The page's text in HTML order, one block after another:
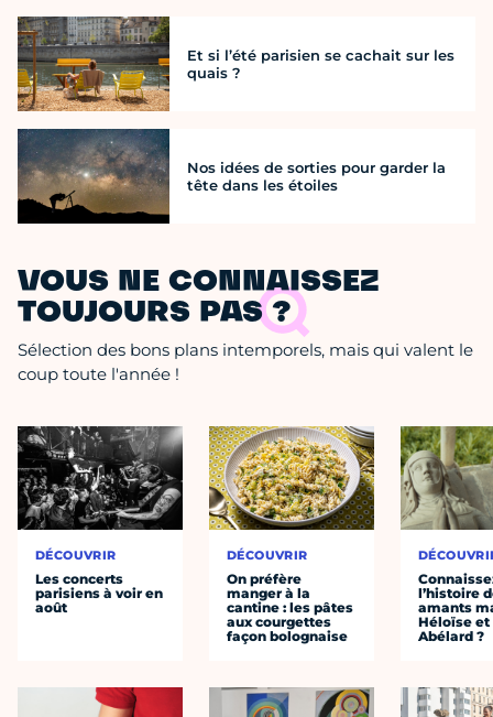
Et si l’été parisien se cachait sur les
quais ?
Nos idées de sorties pour garder la
tête dans les étoiles
VOUS NE CONNAISSEZ
TOUJOURS PAS ?
Sélection des bons plans intemporels, mais qui valent le
coup toute l'année !
DÉCOUVRIR
Les concerts
parisiens à voir en
août
DÉCOUVRIR
On préfère
manger à la
cantine : les pâtes
aux courgettes
façon bolognaise
l’histoire
amants
Héloïse et
Abélard ?